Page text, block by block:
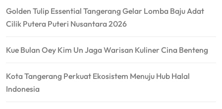
Golden Tulip Essential Tangerang Gelar Lomba Baju Adat
Cilik Putera Puteri Nusantara 2026
Kue Bulan Oey Kim Un Jaga Warisan Kuliner Cina Benteng
Kota Tangerang Perkuat Ekosistem Menuju Hub Halal
Indonesia